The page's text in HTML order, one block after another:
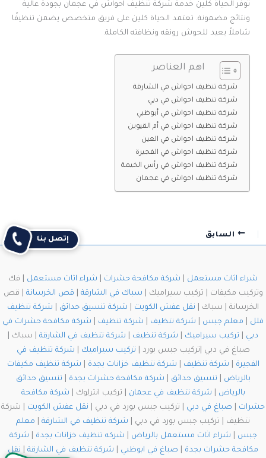
توفر الحياة كلين خدمة شركة تنظيف احواش في عجمان بجودة عالية
ونتائج مضمونة. تعتمد الحياة كلين على فريق متخصص يضمن تنظيفًا
شاملاً يعيد للحوش رونقه ونظافته الكاملة.
اهم العناصر
شركة تنظيف احواش في الشارقة
شركة تنظيف احواش في دبي
شركة تنظيف احواش في أبوظبي
شركة تنظيف احواش في أم القيوين
شركة تنظيف احواش في العين
شركة تنظيف احواش في الفجيرة
شركة تنظيف احواش في رأس الخيمة
شركة تنظيف احواش في عجمان
السابق التالي
شراء اثاث مستعمل شركة مكافحة حشرات شراء اثاث مستعمل | فك
وتركيب مكيفات | تركيب سيراميك | سباك في الشارقة قص الخرسانة | قص
الخرسانة | سباك | نقل عفش الكويت شركة تنسيق حدائق
شركة تنظيف
فلل
معلم جبس شركة تنظيف شركة تنظيف
شركة مكافحة حشرات في
دبي
تركيب سيراميك شركة تنظيف شركة تنظيف في الشارقة | سباك |
صباغ في دبي |تركيب جبس بورد | تركيب سيراميك
شركة تنظيف في
الفجيرة
شركة تنظيف شركة تنظيف خزانات بجدة
شركة تنظيف مكيفات
بالرياض
تنسيق حدائق شركة مكافحة حشرات بجدة
تنسيق حدائق
بالرياض
شركة تنظيف في عجمان | تركيب انترلوك | شركة مكافحة
حشرات
صباغ في دبي | تركيب جبس بورد في دبي | نقل عفش الكويت | شركة
تنظيف | تركيب جبس بورد في دبي | شركة تنظيف في الشارقة
معلم
جبس
شراء اثاث مستعمل بالرياض شركه تنظيف خزانات بجدة
شركة
مكافحة حشرات بجدة
صباغ في ابوظبي شركة تنظيف في الشارقة نقل
إتصل بنا